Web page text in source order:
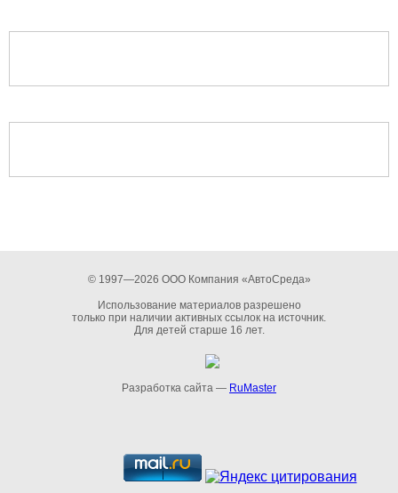
© 1997—2026 ООО Компания «АвтоСреда»
Использование материалов разрешено
только при наличии активных ссылок на источник.
Для детей старше 16 лет.
Разработка сайта — RuMaster